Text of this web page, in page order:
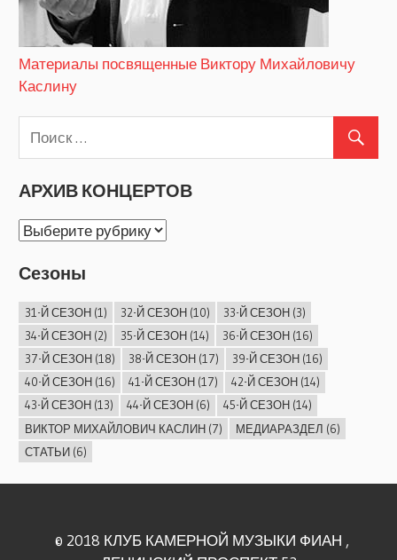
Материалы посвященные Виктору Михайловичу
Каслину
АРХИВ КОНЦЕРТОВ
АРХИВ
Сезоны
31-Й СЕЗОН(1) 32-Й СЕЗОН(10) 33-Й СЕЗОН(3)
34-Й СЕЗОН(2) 35-Й СЕЗОН(14) 36-Й СЕЗОН(16)
37-Й СЕЗОН(18) 38-Й СЕЗОН(17) 39-Й СЕЗОН(16)
40-Й СЕЗОН(16) 41-Й СЕЗОН(17) 42-Й СЕЗОН(14)
43-Й СЕЗОН(13) 44-Й СЕЗОН(6) 45-Й СЕЗОН(14)
ВИКТОР МИХАЙЛОВИЧ КАСЛИН(7) МЕДИАРАЗДЕЛ (6)
СТАТЬИ(6)
© 2018 КЛУБ КАМЕРНОЙ МУЗЫКИ ФИАН ,